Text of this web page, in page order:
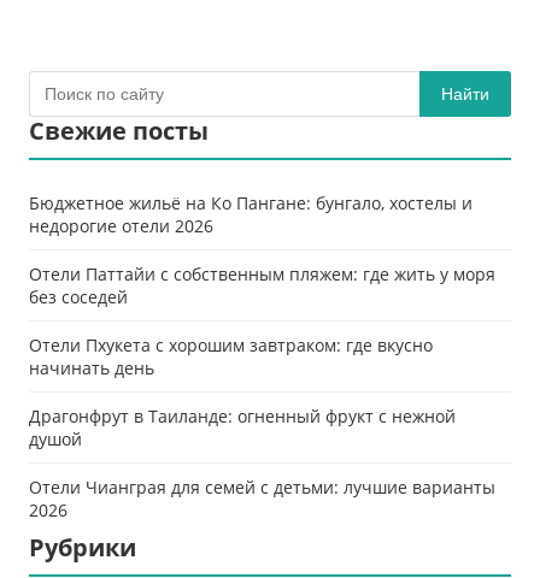
Найти
Свежие посты
Бюджетное жильё на Ко Пангане: бунгало, хостелы и
недорогие отели 2026
Отели Паттайи с собственным пляжем: где жить у моря
без соседей
Отели Пхукета с хорошим завтраком: где вкусно
начинать день
Драгонфрут в Таиланде: огненный фрукт с нежной
душой
Отели Чианграя для семей с детьми: лучшие варианты
2026
Рубрики